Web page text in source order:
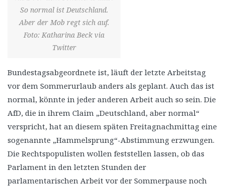
So normal ist Deutschland.
Aber der Mob regt sich auf.
Foto: Katharina Beck via
Twitter
Bundestagsabgeordnete ist, läuft der letzte Arbeitstag
vor dem Sommerurlaub anders als geplant. Auch das ist
normal, könnte in jeder anderen Arbeit auch so sein. Die
AfD, die in ihrem Claim „Deutschland, aber normal“
verspricht, hat an diesem späten Freitagnachmittag eine
sogenannte „Hammelsprung“-Abstimmung erzwungen.
Die Rechtspopulisten wollen feststellen lassen, ob das
Parlament in den letzten Stunden der
parlamentarischen Arbeit vor der Sommerpause noch